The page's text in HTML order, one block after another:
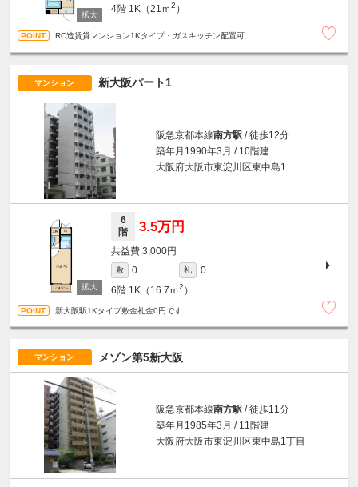
4階 1K（21ｍ2 ）
RC造賃貸マンション1Kタイプ・ガスキッチン配置可
マンション 新大阪パート1
阪急京都本線南方駅 / 徒歩12分
築年月1990年3月 / 10階建
大阪府大阪市東淀川区東中島1
6
階
3.5万円
3,000円
敷 0 礼
0
6階 1K（16.7ｍ2 ）
新大阪駅1Kタイプ敷金礼金0円です
マンション メゾン第5新大阪
阪急京都本線南方駅 / 徒歩11分
築年月1985年3月 / 11階建
大阪府大阪市東淀川区東中島1丁目